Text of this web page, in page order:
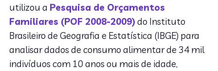
utilizou a Pesquisa de Orçamentos
Familiares (POF 2008-2009) do Instituto
Brasileiro de Geografia e Estatística (IBGE) para
analisar dados de consumo alimentar de 34 mil
indivíduos com 10 anos ou mais de idade,